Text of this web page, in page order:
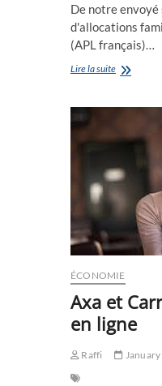
De notre
d'allocations
(APL français)…
Lire la suiteun
colossal
milliards)
ÉCONOMIE
Axa et
en ligne
Raffi